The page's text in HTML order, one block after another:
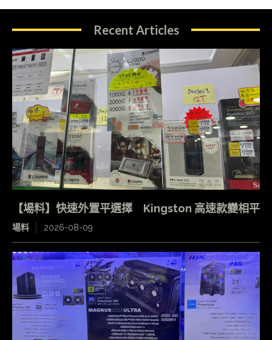
Recent Articles
【場料】快速外置平選擇 Kingston 高速款變相平
場料 2026-08-09